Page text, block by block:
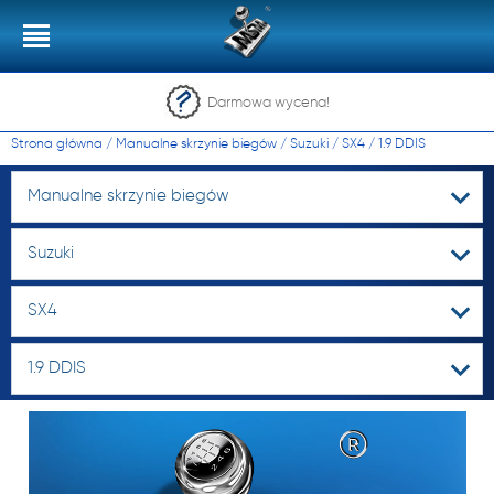
Darmowa wycena!
Strona główna / Manualne skrzynie biegów / Suzuki / SX4 / 1.9 DDIS
Manualne skrzynie biegów
Suzuki
SX4
1.9 DDIS